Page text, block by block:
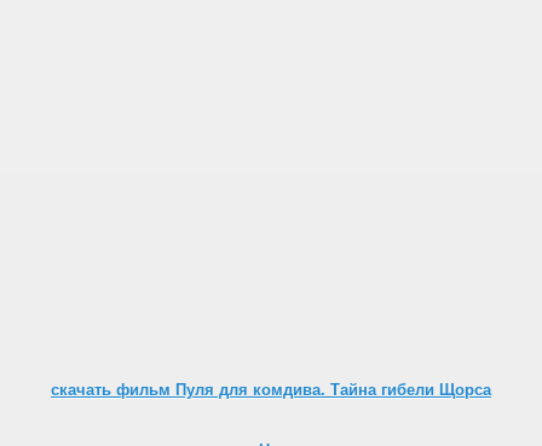
скачать фильм Пуля для комдива. Тайна гибели Щорса